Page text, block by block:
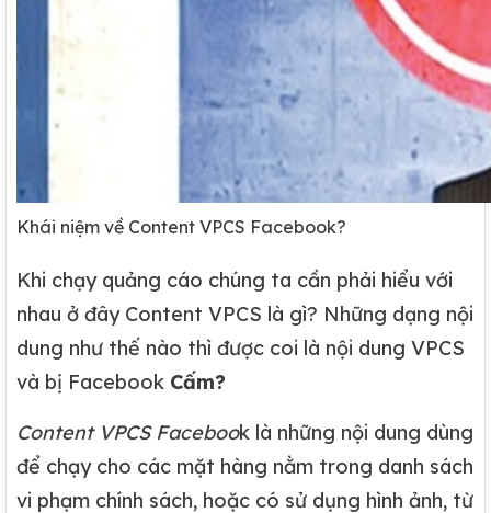
Khái niệm về Content VPCS Facebook?
Khi chạy quảng cáo chúng ta cần phải hiểu với
nhau ở đây Content VPCS là gì? Những dạng nội
dung như thế nào thì được coi là nội dung VPCS
và bị Facebook Cấm?
Content VPCS Facebook là những nội dung dùng
để chạy cho các mặt hàng nằm trong danh sách
vi phạm chính sách, hoặc có sử dụng hình ảnh, từ